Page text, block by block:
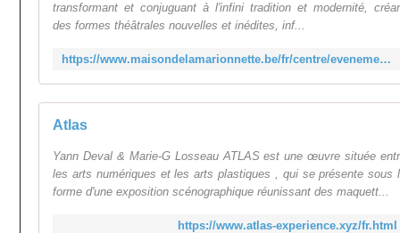
transformant et conjuguant à l'infini tradition et modernité,
des formes théâtrales nouvelles et inédites, inf...
https://www.maisondelamarionnette.be/fr/centre/evenements-1/lumen/
Atlas
Yann Deval & Marie-G Losseau ATLAS est une œuvre située
les arts numériques et les arts plastiques , qui se présente sous
forme d'une exposition scénographique réunissant des maquett...
https://www.atlas-experience.xyz/fr.html